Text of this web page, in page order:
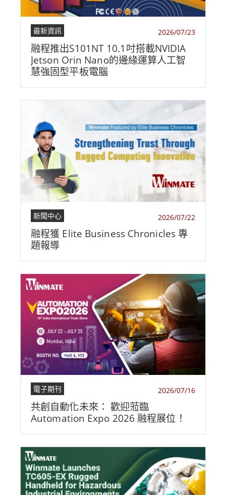
最新資訊 2026/07/23
融程推出S101NT 10.1吋搭載NVIDIA
Jetson Orin Nano的邊緣運算人工智
慧強固型平板電腦
新聞中心 2026/07/22
融程獲 Elite Business Chronicles 專
題報導
電子期刊 2026/07/16
共創自動化未來： 歡迎蒞臨
Automation Expo 2026 融程展位！